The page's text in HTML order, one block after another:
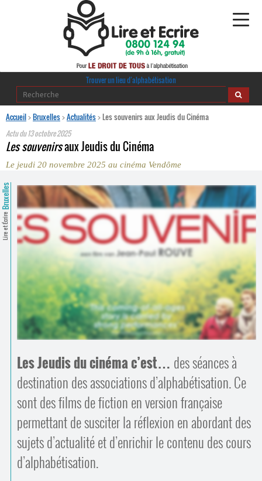
Alphabétisation
Regards croisés
·
journaldelalpha.be
Ressources pédagogiques
Comprendre et parler
Bienvenue en Belgique
Espace presse
Contacts
Trouver un lieu d’alphabétisation
Trouver un lieu d’alphabétisation
Accueil>Bruxelles>Actualités>Les souvenirs aux Jeudis du Cinéma
Actu du13 octobre 2025
Les souvenirsaux Jeudis du Cinéma
Le jeudi 20 novembre 2025 au cinéma Vendôme
Lire et Écrire
Bruxelles
Les Jeudis du cinéma c’est… des séances à
destination des associations d’alphabétisation. Ce
sont des films de fiction en version française
permettant de susciter la réflexion en abordant des
sujets d’actualité et d’enrichir le contenu des cours
d’alphabétisation.